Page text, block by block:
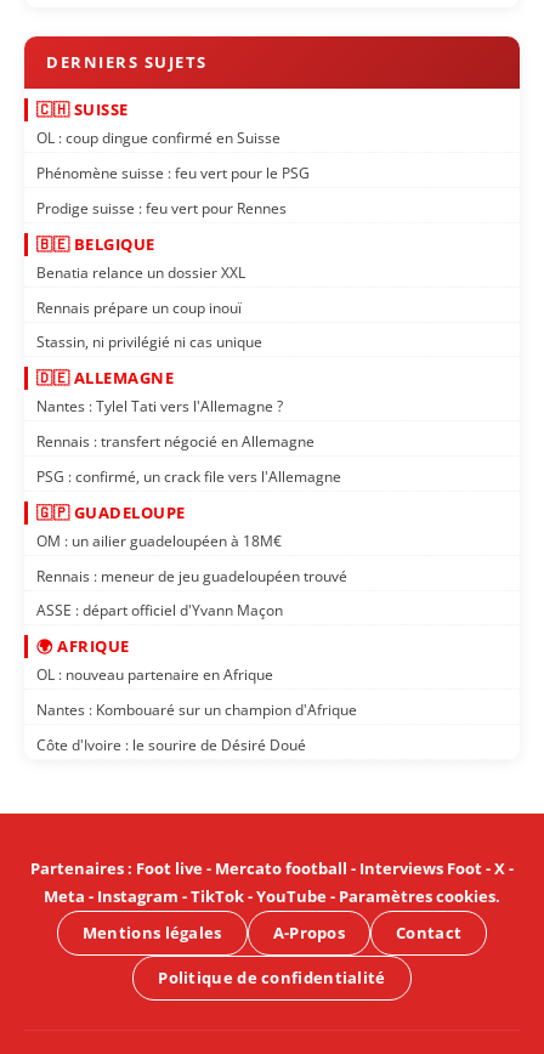
🇨🇭 SUISSE
OL : coup dingue confirmé en Suisse
Phénomène suisse : feu vert pour le PSG
Prodige suisse : feu vert pour Rennes
🇧🇪 BELGIQUE
Benatia relance un dossier XXL
Rennais prépare un coup inouï
Stassin, ni privilégié ni cas unique
🇩🇪 ALLEMAGNE
Nantes : Tylel Tati vers l'Allemagne ?
Rennais : transfert négocié en Allemagne
PSG : confirmé, un crack file vers l'Allemagne
🇬🇵 GUADELOUPE
OM : un ailier guadeloupéen à 18M€
Rennais : meneur de jeu guadeloupéen trouvé
ASSE : départ officiel d'Yvann Maçon
🌍 AFRIQUE
OL : nouveau partenaire en Afrique
Nantes : Kombouaré sur un champion d'Afrique
Côte d'Ivoire : le sourire de Désiré Doué
Partenaires: Foot live- Mercato football - Interviews Foot-X-
Meta - Instagram -TikTok-YouTube- Paramètres cookies.
Mentions légales
A-Propos Contact
Politique de confidentialité